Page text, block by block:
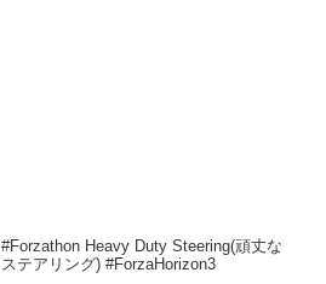
#Forzathon Heavy Duty Steering(頑丈な
ステアリング) #ForzaHorizon3